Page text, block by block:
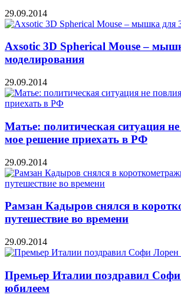
29.09.2014
Axsotic 3D Spherical Mouse –
моделирования
29.09.2014
Матье: политическая ситуация
мое решение приехать в РФ
29.09.2014
Рамзан Кадыров снялся в
путешествие во времени
29.09.2014
Премьер Италии поздравил
юбилеем